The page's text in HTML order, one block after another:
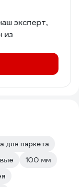
эксперт,
из
для паркета
100 мм